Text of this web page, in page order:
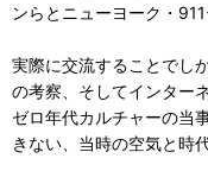
ンらとニューヨーク・911
実際に交流することでし
の考察、そしてインター
ゼロ年代カルチャーの当
きない、当時の空気と時